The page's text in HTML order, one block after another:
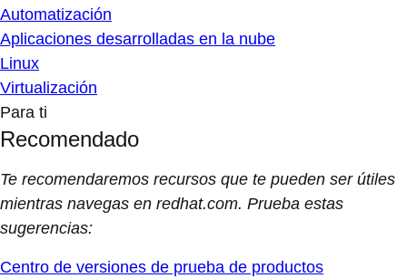
Automatización
Aplicaciones desarrolladas en la nube
Linux
Virtualización
Para ti
Recomendado
Te recomendaremos recursos que te pueden ser útiles
mientras navegas en redhat.com. Prueba estas
sugerencias:
Centro de versiones de prueba de productos